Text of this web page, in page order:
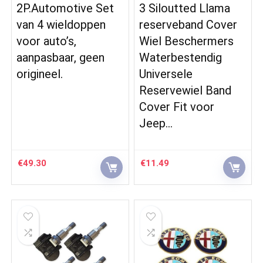
2P.Automotive Set
van 4 wieldoppen
voor auto’s,
aanpasbaar, geen
origineel.
€49.30
3 Siloutted Llama
reserveband Cover
Wiel Beschermers
Waterbestendig
Universele
Reservewiel Band
Cover Fit voor
Jeep…
€11.49